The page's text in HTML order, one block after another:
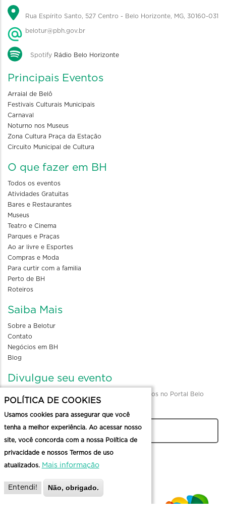
Rua Espírito Santo, 527 Centro - Belo Horizonte, MG, 30160-031
belotur@pbh.gov.br
Spotify Rádio Belo Horizonte
Principais Eventos
Arraial de Belô
Festivais Culturais Municipais
Carnaval
Noturno nos Museus
Zona Cultura Praça da Estação
Circuito Municipal de Cultura
O que fazer em BH
Todos os eventos
Atividades Gratuitas
Bares e Restaurantes
Museus
Teatro e Cinema
Parques e Praças
Ao ar livre e Esportes
Compras e Moda
Para curtir com a familia
Perto de BH
Roteiros
Saiba Mais
Sobre a Belotur
Contato
Negócios em BH
Blog
Divulgue seu evento
Envio de informações para divulgação de eventos no Portal Belo
Horizonte
CADASTRAR
POLÍTICA DE COOKIES
Usamos cookies para assegurar que você
tenha a melhor experiência. Ao acessar nosso
site, você concorda com a nossa Política de
privacidade e nossos Termos de uso
atualizados. Mais informação
Entendi! Não, obrigado.